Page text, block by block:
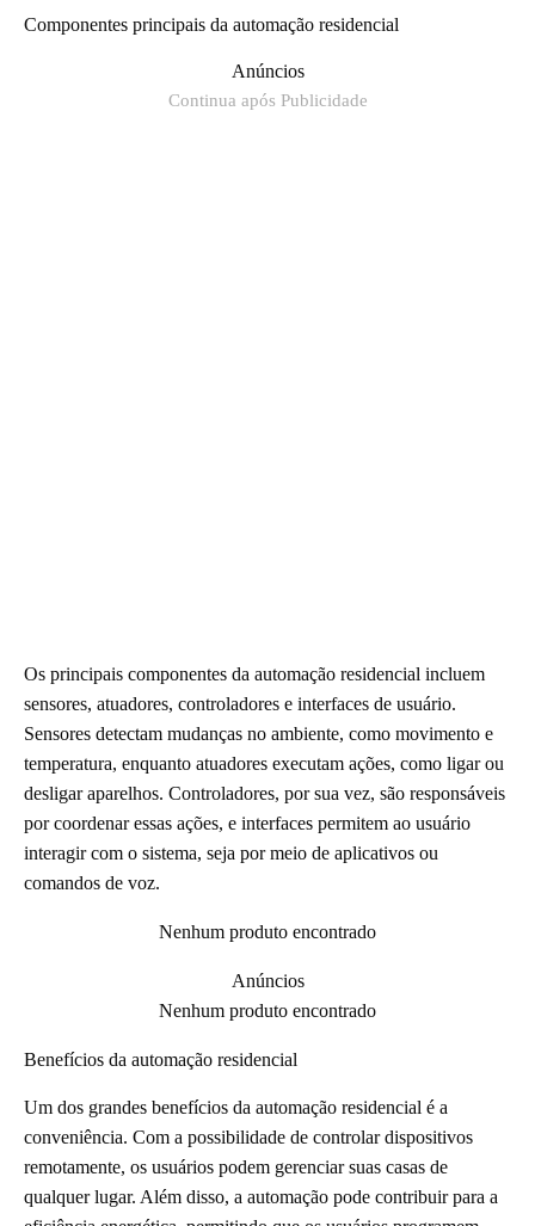
Componentes principais da automação residencial
Anúncios
Continua após Publicidade
Os principais componentes da automação residencial incluem
sensores, atuadores, controladores e interfaces de usuário.
Sensores detectam mudanças no ambiente, como movimento e
temperatura, enquanto atuadores executam ações, como ligar ou
desligar aparelhos. Controladores, por sua vez, são responsáveis
por coordenar essas ações, e interfaces permitem ao usuário
interagir com o sistema, seja por meio de aplicativos ou
comandos de voz.
Nenhum produto encontrado
Anúncios
Nenhum produto encontrado
Benefícios da automação residencial
Um dos grandes benefícios da automação residencial é a
conveniência. Com a possibilidade de controlar dispositivos
remotamente, os usuários podem gerenciar suas casas de
qualquer lugar. Além disso, a automação pode contribuir para a